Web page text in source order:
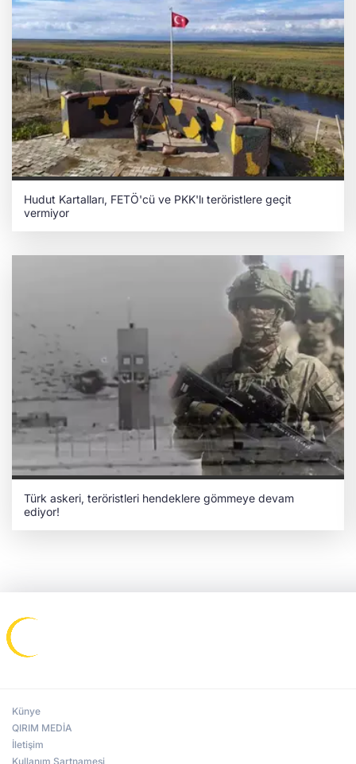
Hudut Kartalları, FETÖ'cü ve PKK'lı teröristlere geçit
vermiyor
Türk askeri, teröristleri hendeklere gömmeye devam
ediyor!
Künye
QIRIM MEDİA
İletişim
Kullanım Şartnamesi